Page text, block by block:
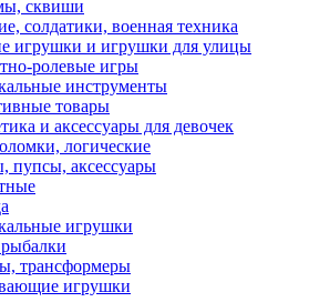
сквиши
солдатики, военная техника
игрушки и игрушки для улицы
ролевые игры
инструменты
товары
и аксессуары для девочек
логические
пупсы, аксессуары
игрушки
трансформеры
игрушки